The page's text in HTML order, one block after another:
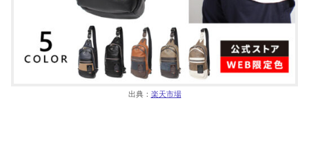
出典： 楽天市場